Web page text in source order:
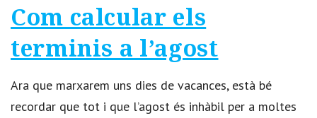
Com calcular els
terminis a l’agost
Ara que marxarem uns dies de vacances, està bé
recordar que tot i que l’agost és inhàbil per a moltes